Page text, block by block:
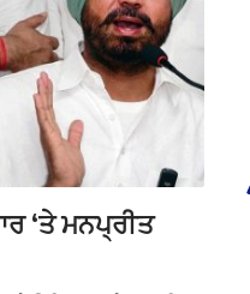
‘ਤੇ ਮਨਪ੍ਰੀਤ